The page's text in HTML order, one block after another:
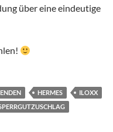
über eine eindeutige
HERMES
ILOXX